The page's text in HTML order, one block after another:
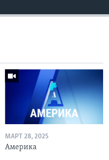
МАРТ 28, 2025
Америка